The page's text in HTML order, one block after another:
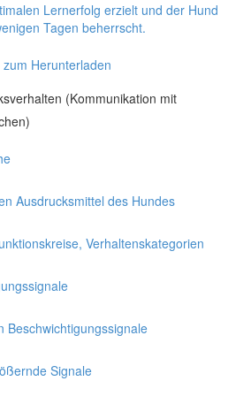
Lernerfolg erzielt und der Hund
Tagen beherrscht.
Herunterladen
(Kommunikation mit
Ausdrucksmittel des Hundes
Verhaltenskategorien
Beschwichtigungssignale
Signale